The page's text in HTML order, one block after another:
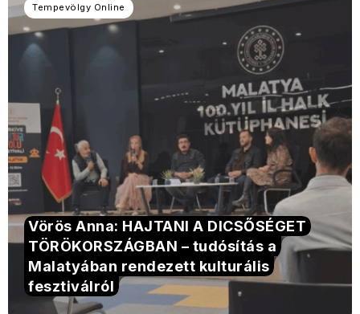
Tempevölgy Online
Vörös Anna: HAJTANI A DICSŐSÉGET
TÖRÖKORSZÁGBAN – tudósítás a
Malatyában rendezett kulturális
fesztiválról